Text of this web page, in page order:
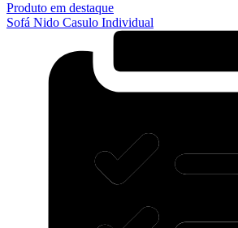
Produto em destaque
Sofá Nido Casulo Individual